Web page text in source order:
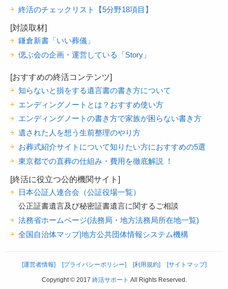
終活のチェックリスト【5分野18項目】
[対談取材]
鎌倉新書「いい葬儀」
偲ぶ会の企画・運営している「Story」
[おすすめの終活コンテンツ]
知らないと損をする遺言書の書き方について
エンディングノートとは？おすすめ使い方
エンディングノートの書き方で家族が困らない書き方
遺された人を想う生前整理のやり方
お葬式紹介サイトについて知りたい方におすすめの5選
東京都での直葬の仕組み・費用を徹底解説 ！
[終活に役立つ公的機関サイト]
日本公証人連合会（公証役場一覧）
公正証書遺言及び秘密証書遺言に関するご相談
法務省ホームページ(法務局・地方法務局所在地一覧)
全国自治体マップ|地方公共団体情報システム機構
[運営者情報] [プライバシーポリシー] [利用規約] [サイトマップ]
Copyright © 2017 終活サポート All Rights Reserved.